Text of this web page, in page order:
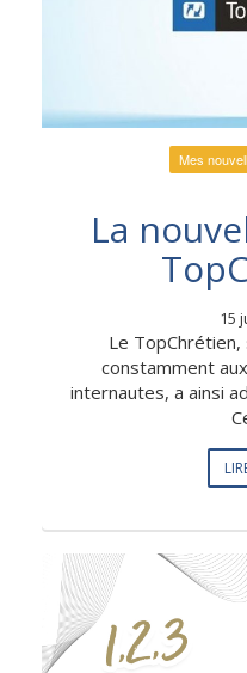
Mes
La
15
Le
constamment
internautes, a ainsi